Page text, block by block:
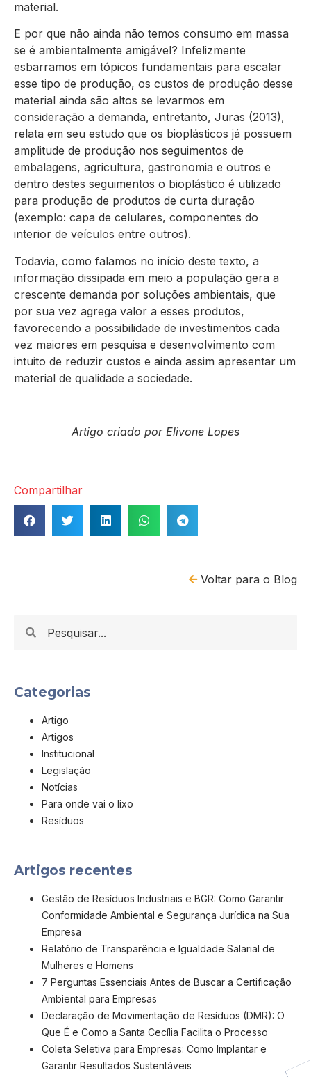
material.
E por que não ainda não temos consumo em massa
se é ambientalmente amigável? Infelizmente
esbarramos em tópicos fundamentais para escalar
esse tipo de produção, os custos de produção desse
material ainda são altos se levarmos em
consideração a demanda, entretanto, Juras (2013),
relata em seu estudo que os bioplásticos já possuem
amplitude de produção nos seguimentos de
embalagens, agricultura, gastronomia e outros e
dentro destes seguimentos o bioplástico é utilizado
para produção de produtos de curta duração
(exemplo: capa de celulares, componentes do
interior de veículos entre outros).
Todavia, como falamos no início deste texto, a
informação dissipada em meio a população gera a
crescente demanda por soluções ambientais, que
por sua vez agrega valor a esses produtos,
favorecendo a possibilidade de investimentos cada
vez maiores em pesquisa e desenvolvimento com
intuito de reduzir custos e ainda assim apresentar um
material de qualidade a sociedade.
Artigo criado por Elivone Lopes
Compartilhar
Voltar para o Blog
Categorias
Artigo
Artigos
Institucional
Legislação
Notícias
Para onde vai o lixo
Resíduos
Artigos recentes
Gestão de Resíduos Industriais e BGR: Como Garantir
Conformidade Ambiental e Segurança Jurídica na Sua
Empresa
Relatório de Transparência e Igualdade Salarial de
Mulheres e Homens
7 Perguntas Essenciais Antes de Buscar a Certificação
Ambiental para Empresas
Declaração de Movimentação de Resíduos (DMR): O
Que É e Como a Santa Cecília Facilita o Processo
Coleta Seletiva para Empresas: Como Implantar e
Garantir Resultados Sustentáveis